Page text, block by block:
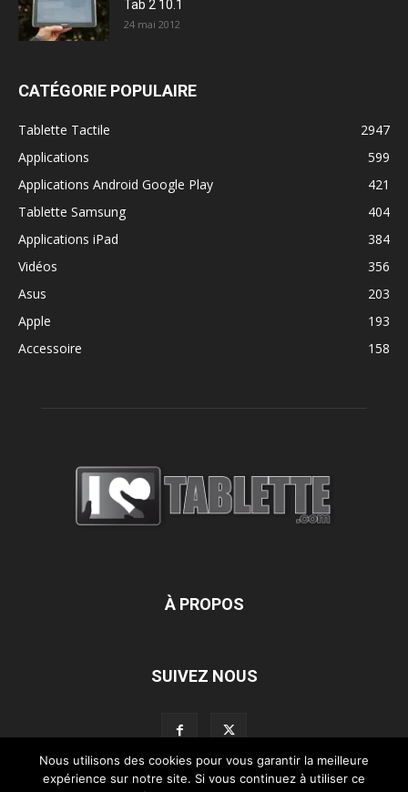
Tab 2 10.1
24 mai 2012
CATÉGORIE POPULAIRE
Tablette Tactile
2947
Applications
599
Applications Android Google Play
421
Tablette Samsung
404
Applications iPad
384
Vidéos
356
Asus
203
Apple
193
Accessoire
158
À PROPOS
SUIVEZ NOUS
Nous utilisons des cookies pour vous garantir la meilleure
expérience sur notre site. Si vous continuez à utiliser ce